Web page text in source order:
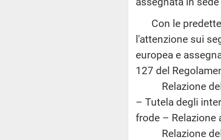
Con le predette
l'attenzione sui
europea e
127 del
Relazione della
– Tutela degli
frode – Relazione
Relazione della